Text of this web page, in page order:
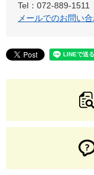
Tel：072-889-1511
メールでのお問い